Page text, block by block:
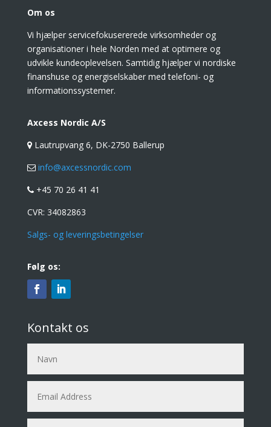
Om os
Vi hjælper servicefokusererede virksomheder og
organisationer i hele Norden med at optimere og
udvikle kundeoplevelsen. Samtidig hjælper vi nordiske
finanshuse og energiselskaber med telefoni- og
informationssystemer.
Axcess Nordic A/S
Lautrupvang 6, DK-2750 Ballerup
info@axcessnordic.com
+45 70 26 41 41
CVR: 34082863
Salgs- og leveringsbetingelser
Følg os:
Kontakt os